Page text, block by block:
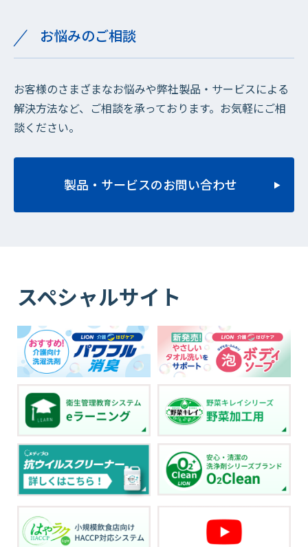
お悩みのご相談
お客様のさまざまなお悩みや弊社製品・サービスによる
解決方法など、ご相談を承っております。お気軽にご相
談ください。
製品・サービスのお問い合わせ
スペシャルサイト